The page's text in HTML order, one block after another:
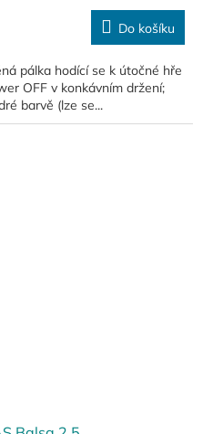
Do košíku
pálka hodící se k útočné hře
OFF v konkávním držení;
barvě (lze se...